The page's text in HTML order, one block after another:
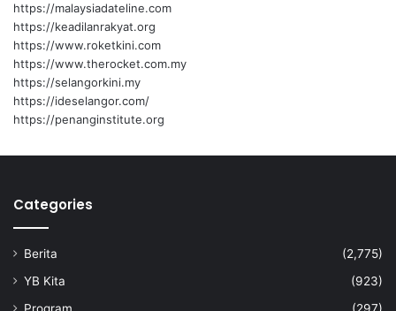
e
e
r
a
p
a
n
R
m
i
https://malaysiadateline.com
https://keadilanrakyat.org
https://www.roketkini.com
https://www.therocket.com.my
https://selangorkini.my
https://ideselangor.com/
https://penanginstitute.org
Categories
Berita
(2,775)
YB Kita
(923)